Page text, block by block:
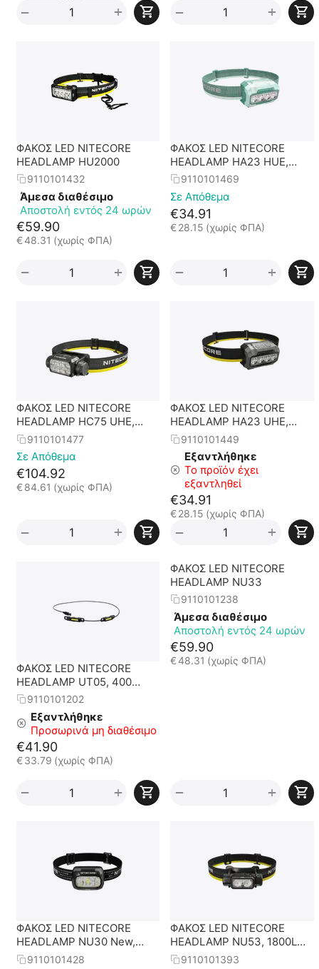
+
− +
−
ΦΑΚΟΣ LED NITECORE
HEADLAMP HU2000
9110101432
Άμεσα διαθέσιμο
Αποστολή εντός 24 ωρών
€59.90
€48.31 (χωρίς ΦΠΑ)
+
−
ΦΑΚΟΣ LED NITECORE
HEADLAMP HA23 HUE,
Green
9110101469
Σε Απόθεμα
€34.91
€28.15 (χωρίς ΦΠΑ)
+
−
ΦΑΚΟΣ LED NITECORE
HEADLAMP HC75 UHE,
3000 Lumens
9110101477
Σε Απόθεμα
€104.92
€ 84.61 (χωρίς ΦΠΑ)
+
−
ΦΑΚΟΣ LED NITECORE
HEADLAMP HA23 UHE,
Black
9110101449
Εξαντλήθηκε
Το προϊόν έχει
εξαντληθεί
€34.91
€28.15 (χωρίς ΦΠΑ)
+
−
ΦΑΚΟΣ LED NITECORE
HEADLAMP UT05, 400
Lumens
9110101202
Εξαντλήθηκε
Προσωρινά μη διαθέσιμο
€41.90
€ 33.79 (χωρίς ΦΠΑ)
+
−
ΦΑΚΟΣ LED NITECORE
HEADLAMP NU33
9110101238
Άμεσα διαθέσιμο
Αποστολή εντός 24 ωρών
€59.90
€48.31 (χωρίς ΦΠΑ)
+
−
ΦΑΚΟΣ LED NITECORE
HEADLAMP NU30 New,
Black
9110101428
ΦΑΚΟΣ LED NITECORE
HEADLAMP NU53, 1800Lm ,
6000ma
9110101393